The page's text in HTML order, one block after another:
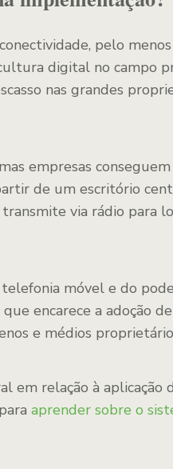
pelo menos
digital no campo
nas grandes
empresas
de um escritório
via rádio para
móvel e do
encarece a adoção
e médios
em relação à aplicação
aprender sobre o